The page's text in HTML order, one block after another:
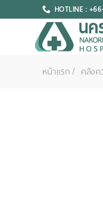
HOTLINE :
หน้าแรก คลัง